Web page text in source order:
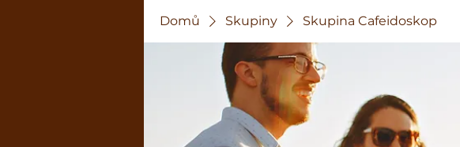
Domů Skupiny Skupina Cafeidoskop